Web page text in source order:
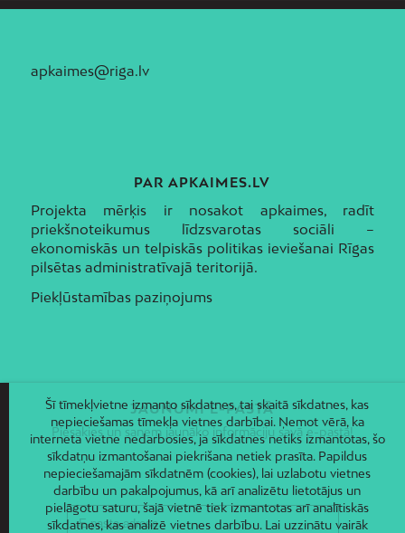
apkaimes@riga.lv
PAR APKAIMES.LV
Projekta mērķis ir nosakot apkaimes, radīt
priekšnoteikumus līdzsvarotas sociāli –
ekonomiskās un telpiskās politikas ieviešanai Rīgas
pilsētas administratīvajā teritorijā.
Piekļūstamības paziņojums
JAUNUMI E-PASTĀ
Piesakies un saņem jaunāko informāciju savā e-pastā!
Šī tīmekļvietne izmanto sīkdatnes, tai skaitā sīkdatnes, kas
nepieciešamas tīmekļa vietnes darbībai. Ņemot vērā, ka
interneta vietne nedarbosies, ja sīkdatnes netiks izmantotas, šo
sīkdatņu izmantošanai piekrišana netiek prasīta. Papildus
nepieciešamajām sīkdatnēm (cookies), lai uzlabotu vietnes
darbību un pakalpojumus, kā arī analizētu lietotājus un
pielāgotu saturu, šajā vietnē tiek izmantotas arī analītiskās
sīkdatnes, kas analizē vietnes darbību. Lai uzzinātu vairāk